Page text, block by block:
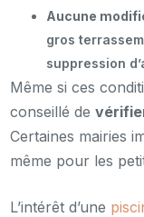
Aucune
gros
suppression
Même si ces
conseillé de
Certaines mairies
même pour les
L’intérêt d’une